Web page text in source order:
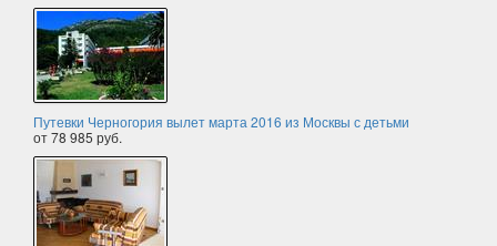
Путевки Черногория вылет марта 2016 из Москвы с детьми
от 78 985 руб.